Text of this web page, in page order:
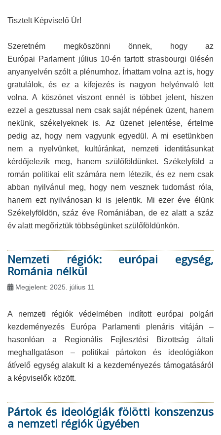
Tisztelt Képviselő Úr!
Szeretném megköszönni önnek, hogy az
Európai Parlament július 10-én tartott strasbourgi ülésén
anyanyelvén szólt a plénumhoz. Írhattam volna azt is, hogy
gratulálok, és ez a kifejezés is nagyon helyénvaló lett
volna. A köszönet viszont ennél is többet jelent, hiszen
ezzel a gesztussal nem csak saját népének üzent, hanem
nekünk, székelyeknek is. Az üzenet jelentése, értelme
pedig az, hogy nem vagyunk egyedül. A mi esetünkben
nem a nyelvünket, kultúránkat, nemzeti identitásunkat
kérdőjelezik meg, hanem szülőföldünket. Székelyföld a
román politikai elit számára nem létezik, és ez nem csak
abban nyilvánul meg, hogy nem vesznek tudomást róla,
hanem ezt nyilvánosan ki is jelentik. Mi ezer éve élünk
Székelyföldön, száz éve Romániában, de ez alatt a száz
év alatt megőriztük többségünket szülőföldünkön.
Nemzeti régiók: európai egység,
Románia nélkül
Megjelent: 2025. július 11
A nemzeti régiók védelmében indított európai polgári
kezdeményezés Európa Parlamenti plenáris vitáján –
hasonlóan a Regionális Fejlesztési Bizottság általi
meghallgatáson – politikai pártokon és ideológiákon
átívelő egység alakult ki a kezdeményezés támogatásáról
a képviselők között.
Pártok és ideológiák fölötti konszenzus
a nemzeti régiók ügyében